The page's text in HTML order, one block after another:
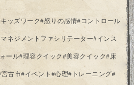
キッズワーク#怒りの感情# コントロール
ネジメントファシリテーター#インス
ール#理容クイック #美容クイック#床
宮古市#イベント #心理# トレーニング#